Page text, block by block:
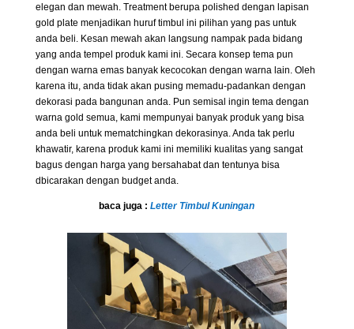
elegan dan mewah. Treatment berupa polished dengan lapisan
gold plate menjadikan huruf timbul ini pilihan yang pas untuk
anda beli. Kesan mewah akan langsung nampak pada bidang
yang anda tempel produk kami ini. Secara konsep tema pun
dengan warna emas banyak kecocokan dengan warna lain. Oleh
karena itu, anda tidak akan pusing memadu-padankan dengan
dekorasi pada bangunan anda. Pun semisal ingin tema dengan
warna gold semua, kami mempunyai banyak produk yang bisa
anda beli untuk mematchingkan dekorasinya. Anda tak perlu
khawatir, karena produk kami ini memiliki kualitas yang sangat
bagus dengan harga yang bersahabat dan tentunya bisa
dbicarakan dengan budget anda.
baca juga :Letter Timbul Kuningan